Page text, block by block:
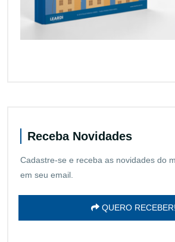
Receba Novidades
Cadastre-se e receba as novidades do
em seu email.
QUERO RECEBER!